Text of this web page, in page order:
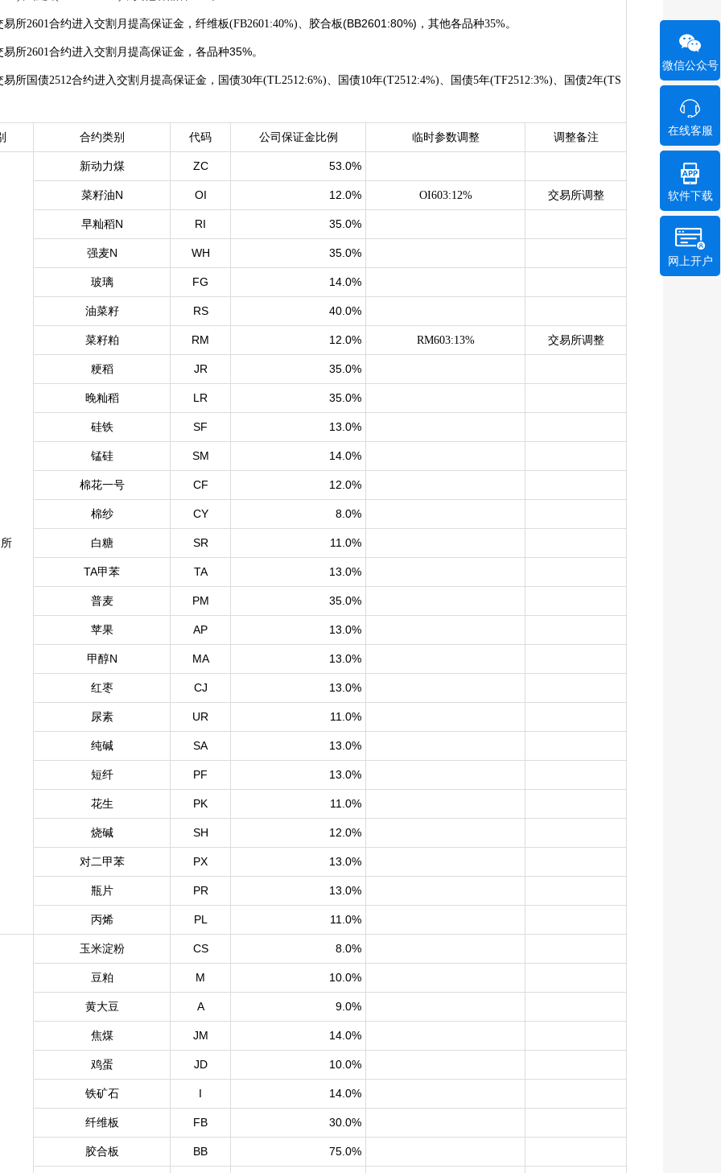
易所2601合约进入交割月提高保证金，纤维板(FB2601:40%) 、胶合板(BB2601:80%) ，其他各品种35%。
易所2601合约进入交割月提高保证金，各品种35%。
所国债2512合约进入交割月提高保证金，国债30年(TL2512:6%)、国债10年(T2512:4%)、国债5年(TF2512:3%)、国债2年(TS
合约类别 代码 公司保证金比例 临时参数调整 调整备注
新动力煤 ZC 53.0%
菜籽油N OI 12.0% OI603:12% 交易所调整
早籼稻N RI 35.0%
强麦N WH 35.0%
玻璃 FG 14.0%
油菜籽 RS 40.0%
菜籽粕 RM 12.0% RM603:13% 交易所调整
粳稻 JR 35.0%
晚籼稻 LR 35.0%
硅铁 SF 13.0%
锰硅 SM 14.0%
棉花一号 CF 12.0%
棉纱 CY 8.0%
白糖 SR 11.0%
TA甲苯 TA 13.0%
普麦 PM 35.0%
苹果 AP 13.0%
甲醇N MA 13.0%
红枣 CJ 13.0%
尿素 UR 11.0%
纯碱 SA 13.0%
短纤 PF 13.0%
花生 PK 11.0%
烧碱 SH 12.0%
对二甲苯 PX 13.0%
瓶片 PR 13.0%
丙烯 PL 11.0%
玉米淀粉 CS 8.0%
豆粕 M 10.0%
黄大豆 A 9.0%
焦煤 JM 14.0%
鸡蛋 JD 10.0%
铁矿石 I 14.0%
纤维板 FB 30.0%
胶合板 BB 75.0%
微信公众号
在线客服
软件下载
网上开户